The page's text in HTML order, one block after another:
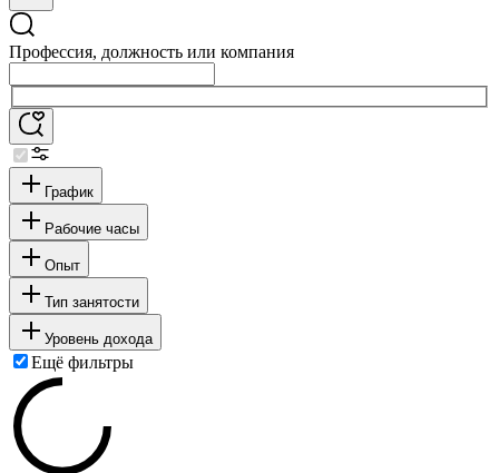
Профессия, должность или компания
График
Рабочие часы
Опыт
Тип занятости
Уровень дохода
Ещё фильтры